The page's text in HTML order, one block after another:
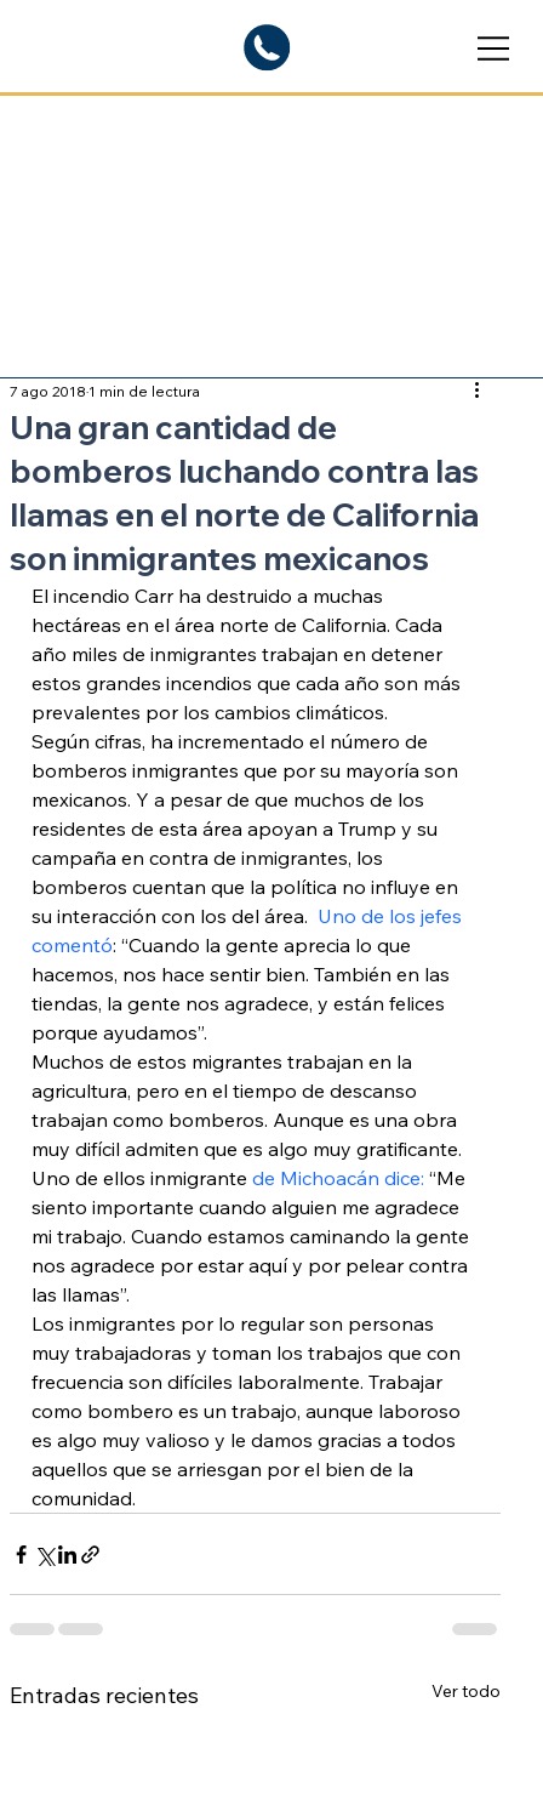
Una gran cantidad de
bomberos luchando contra las
llamas en el norte de California
son inmigrantes mexicanos
7 ago 20181 min de lectura
El incendio Carr ha destruido a muchas
hectáreas en el área norte de California. Cada
año miles de inmigrantes trabajan en detener
estos grandes incendios que cada año son más
prevalentes por los cambios climáticos.
Según cifras, ha incrementado el número de
bomberos inmigrantes que por su mayoría son
mexicanos. Y a pesar de que muchos de los
residentes de esta área apoyan a Trump y su
campaña en contra de inmigrantes, los
bomberos cuentan que la política no influye en
su interacción con los del área. Uno de los jefes
comentó: “Cuando la gente aprecia lo que
hacemos, nos hace sentir bien. También en las
tiendas, la gente nos agradece, y están felices
porque ayudamos”.
Muchos de estos migrantes trabajan en la
agricultura, pero en el tiempo de descanso
trabajan como bomberos. Aunque es una obra
muy difícil admiten que es algo muy gratificante.
Uno de ellos inmigrante de Michoacán dice: “Me
siento importante cuando alguien me agradece
mi trabajo. Cuando estamos caminando la gente
nos agradece por estar aquí y por pelear contra
las llamas”.
Los inmigrantes por lo regular son personas
muy trabajadoras y toman los trabajos que con
frecuencia son difíciles laboralmente. Trabajar
como bombero es un trabajo, aunque laboroso
es algo muy valioso y le damos gracias a todos
aquellos que se arriesgan por el bien de la
comunidad.
Entradas recientes Ver todo